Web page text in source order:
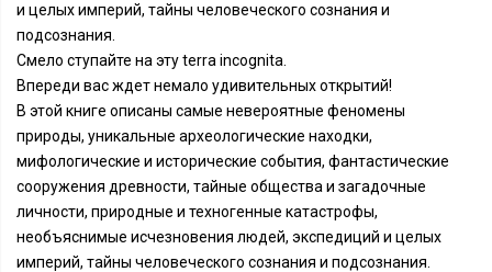
и целых империй, тайны человеческого сознания и
подсознания.
Смело ступайте на эту terra incognita.
Впереди вас ждет немало удивительных открытий!
В этой книге описаны самые невероятные феномены
природы, уникальные археологические находки,
мифологические и исторические события, фантастические
сооружения древности, тайные общества и загадочные
личности, природные и техногенные катастрофы,
необъяснимые исчезновения людей, экспедиций и целых
империй, тайны человеческого сознания и подсознания.